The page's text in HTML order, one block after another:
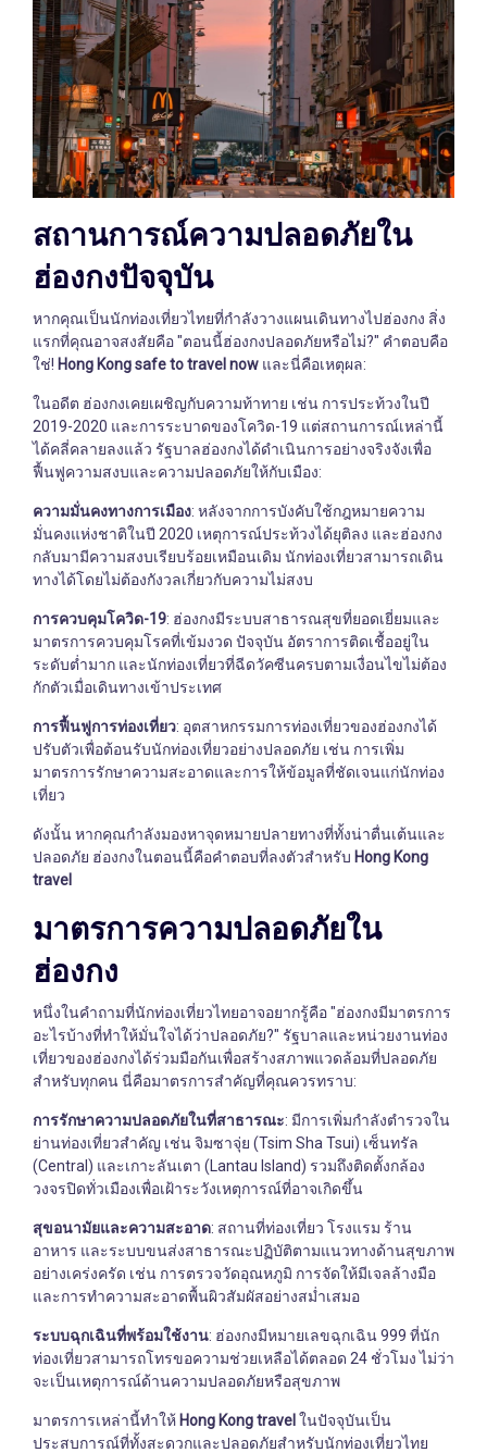
สถานการณ์ความปลอดภัยใน
ฮ่องกงปัจจุบัน
หากคุณเป็นนักท่องเที่ยวไทยที่กำลังวางแผนเดินทางไปฮ่องกง สิ่ง
แรกที่คุณอาจสงสัยคือ "ตอนนี้ฮ่องกงปลอดภัยหรือไม่?" คำตอบคือ
ใช่! Hong Kong safe to travel now และนี่คือเหตุผล:
ในอดีต ฮ่องกงเคยเผชิญกับความท้าทาย เช่น การประท้วงในปี
2019-2020 และการระบาดของโควิด-19 แต่สถานการณ์เหล่านี้
ได้คลี่คลายลงแล้ว รัฐบาลฮ่องกงได้ดำเนินการอย่างจริงจังเพื่อ
ฟื้นฟูความสงบและความปลอดภัยให้กับเมือง:
ความมั่นคงทางการเมือง: หลังจากการบังคับใช้กฎหมายความ
มั่นคงแห่งชาติในปี 2020 เหตุการณ์ประท้วงได้ยุติลง และฮ่องกง
กลับมามีความสงบเรียบร้อยเหมือนเดิม นักท่องเที่ยวสามารถเดิน
ทางได้โดยไม่ต้องกังวลเกี่ยวกับความไม่สงบ
การควบคุมโควิด-19: ฮ่องกงมีระบบสาธารณสุขที่ยอดเยี่ยมและ
มาตรการควบคุมโรคที่เข้มงวด ปัจจุบัน อัตราการติดเชื้ออยู่ใน
ระดับต่ำมาก และนักท่องเที่ยวที่ฉีดวัคซีนครบตามเงื่อนไขไม่ต้อง
กักตัวเมื่อเดินทางเข้าประเทศ
การฟื้นฟูการท่องเที่ยว: อุตสาหกรรมการท่องเที่ยวของฮ่องกงได้
ปรับตัวเพื่อต้อนรับนักท่องเที่ยวอย่างปลอดภัย เช่น การเพิ่ม
มาตรการรักษาความสะอาดและการให้ข้อมูลที่ชัดเจนแก่นักท่อง
เที่ยว
ดังนั้น หากคุณกำลังมองหาจุดหมายปลายทางที่ทั้งน่าตื่นเต้นและ
ปลอดภัย ฮ่องกงในตอนนี้คือคำตอบที่ลงตัวสำหรับ Hong Kong
travel
มาตรการความปลอดภัยใน
ฮ่องกง
หนึ่งในคำถามที่นักท่องเที่ยวไทยอาจอยากรู้คือ "ฮ่องกงมีมาตรการ
อะไรบ้างที่ทำให้มั่นใจได้ว่าปลอดภัย?" รัฐบาลและหน่วยงานท่อง
เที่ยวของฮ่องกงได้ร่วมมือกันเพื่อสร้างสภาพแวดล้อมที่ปลอดภัย
สำหรับทุกคน นี่คือมาตรการสำคัญที่คุณควรทราบ:
การรักษาความปลอดภัยในที่สาธารณะ: มีการเพิ่มกำลังตำรวจใน
ย่านท่องเที่ยวสำคัญ เช่น จิมซาจุ่ย (Tsim Sha Tsui) เซ็นทรัล
(Central) และเกาะลันเตา (Lantau Island) รวมถึงติดตั้งกล้อง
วงจรปิดทั่วเมืองเพื่อเฝ้าระวังเหตุการณ์ที่อาจเกิดขึ้น
สุขอนามัยและความสะอาด: สถานที่ท่องเที่ยว โรงแรม ร้าน
อาหาร และระบบขนส่งสาธารณะปฏิบัติตามแนวทางด้านสุขภาพ
อย่างเคร่งครัด เช่น การตรวจวัดอุณหภูมิ การจัดให้มีเจลล้างมือ
และการทำความสะอาดพื้นผิวสัมผัสอย่างสม่ำเสมอ
ระบบฉุกเฉินที่พร้อมใช้งาน: ฮ่องกงมีหมายเลขฉุกเฉิน 999 ที่นัก
ท่องเที่ยวสามารถโทรขอความช่วยเหลือได้ตลอด 24 ชั่วโมง ไม่ว่า
จะเป็นเหตุการณ์ด้านความปลอดภัยหรือสุขภาพ
มาตรการเหล่านี้ทำให้ Hong Kong travel ในปัจจุบันเป็น
ประสบการณ์ที่ทั้งสะดวกและปลอดภัยสำหรับนักท่องเที่ยวไทย